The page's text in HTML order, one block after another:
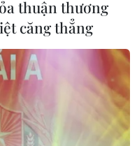
tình
trang
thuận thương
căng thẳng